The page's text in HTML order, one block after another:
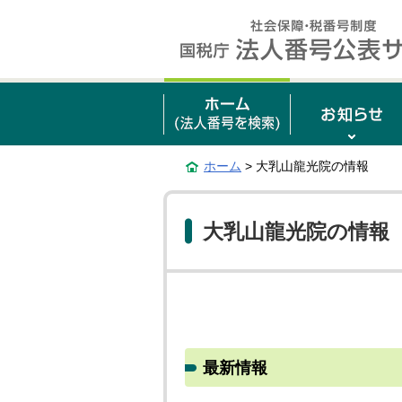
ホーム > 大乳山龍光院の情報
大乳山龍光院の情報
最新情報